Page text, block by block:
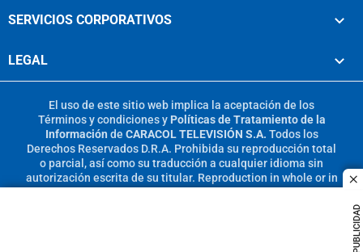
PUBLICIDAD
SERVICIOS CORPORATIVOS
LEGAL
El uso de este sitio web implica la aceptación de los
Términos y condicionesy Políticas de Tratamiento de la
Información de CARACOL TELEVISIÓN S.A. Todos los
Derechos Reservados D.R.A. Prohibida su reproducción total
o parcial, así como su traducción a cualquier idioma sin
autorización escrita de su titular. Reproduction in whole or in